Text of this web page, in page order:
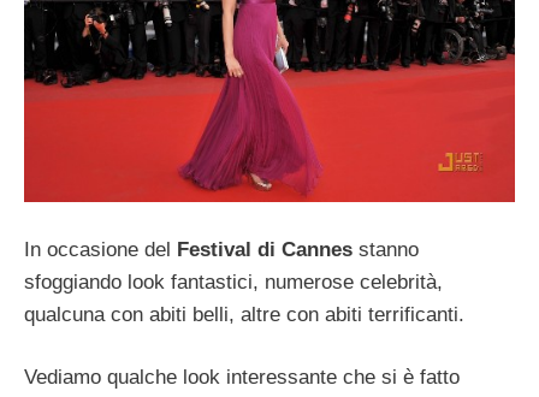
In occasione del Festival di Cannes stanno
sfoggiando look fantastici, numerose celebrità,
qualcuna con abiti belli, altre con abiti terrificanti.
Vediamo qualche look interessante che si è fatto